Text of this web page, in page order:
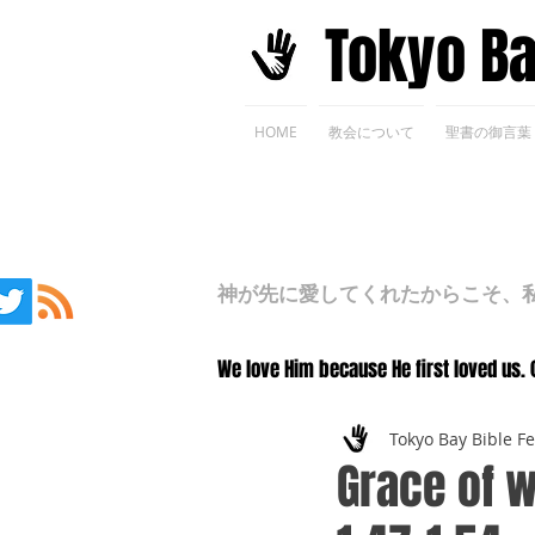
​Tokyo
HOME 教会について 聖書の御言葉
神が先に愛してくれたからこそ、
We love Him because He first loved us.
Grace of
Tokyo Bay Bible